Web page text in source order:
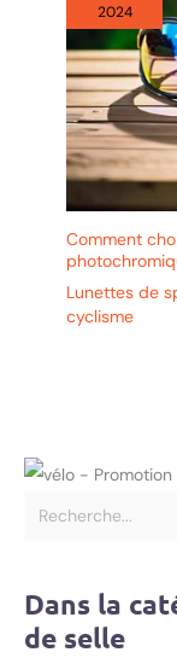
2024
Comment
Lunettes de
cyclisme
Dans la
de selle